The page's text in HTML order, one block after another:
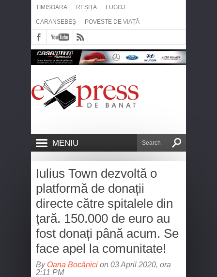
TIMIȘOARA REȘIȚA LUGOJ
CARANSEBEȘ POVESTE DE VIAȚĂ
MENIU
Iulius Town dezvoltă o
platformă de donații
directe către spitalele din
țară. 150.000 de euro au
fost donați până acum. Se
face apel la comunitate!
By Oana Bocănici on 03 April 2020, ora
2:11 PM